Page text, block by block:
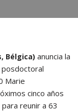
Bélgica) anuncia la
Marie
cinco años
reunir a 63